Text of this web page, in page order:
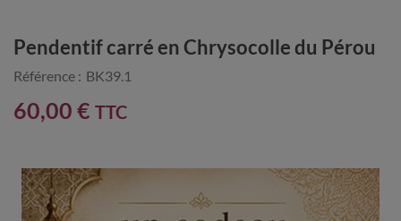
Pendentif carré en Chrysocolle du Pérou
Référence : BK39.1
60,00 € TTC